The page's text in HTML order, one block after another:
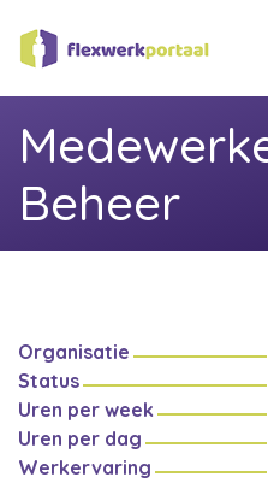
Beheer
Organisatie
Status
Uren per week
Uren per dag
Werkervaring